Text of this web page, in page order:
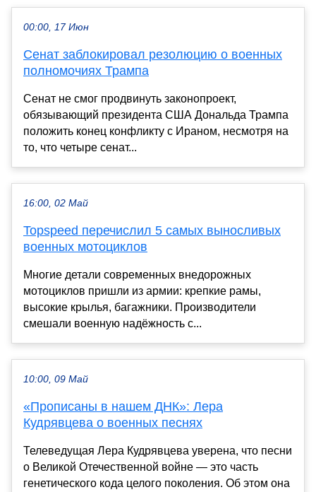
00:00, 17 Июн
Сенат заблокировал резолюцию о военных
полномочиях Трампа
Сенат не смог продвинуть законопроект,
обязывающий президента США Дональда Трампа
положить конец конфликту с Ираном, несмотря на
то, что четыре сенат...
16:00, 02 Май
Topspeed перечислил 5 самых выносливых
военных мотоциклов
Многие детали современных внедорожных
мотоциклов пришли из армии: крепкие рамы,
высокие крылья, багажники. Производители
смешали военную надёжность с...
10:00, 09 Май
«Прописаны в нашем ДНК»: Лера
Кудрявцева о военных песнях
Телеведущая Лера Кудрявцева уверена, что песни
о Великой Отечественной войне — это часть
генетического кода целого поколения. Об этом она